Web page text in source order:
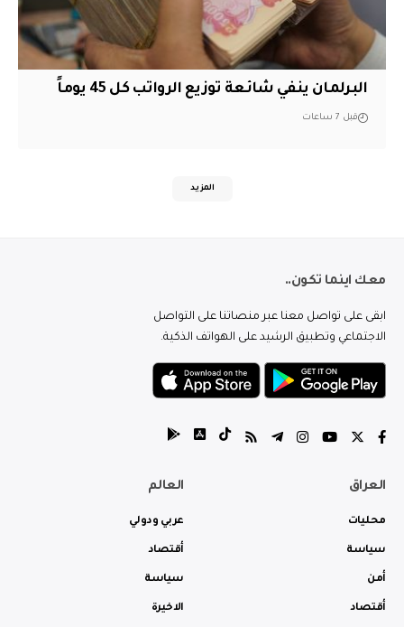
البرلمان ينفي شائعة توزيع الرواتب كل 45 يوماً
قبل 7 ساعات
المزيد
معك اينما تكون..
ابقى على تواصل معنا عبر منصاتنا على التواصل
الاجتماعي وتطبيق الرشيد على الهواتف الذكية.
العراق
محليات
سياسة
أمن
أقتصاد
العالم
عربي ودولي
أقتصاد
سياسة
الاخيرة